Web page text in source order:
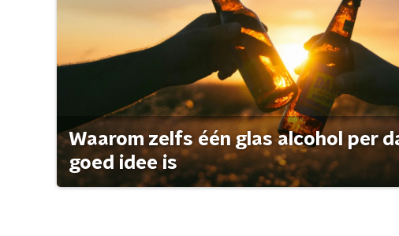
Waarom zelfs één glas alcohol per
goed idee is